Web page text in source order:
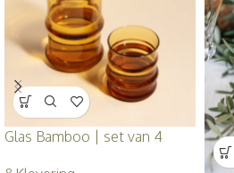
Glas Bamboo | set van 4